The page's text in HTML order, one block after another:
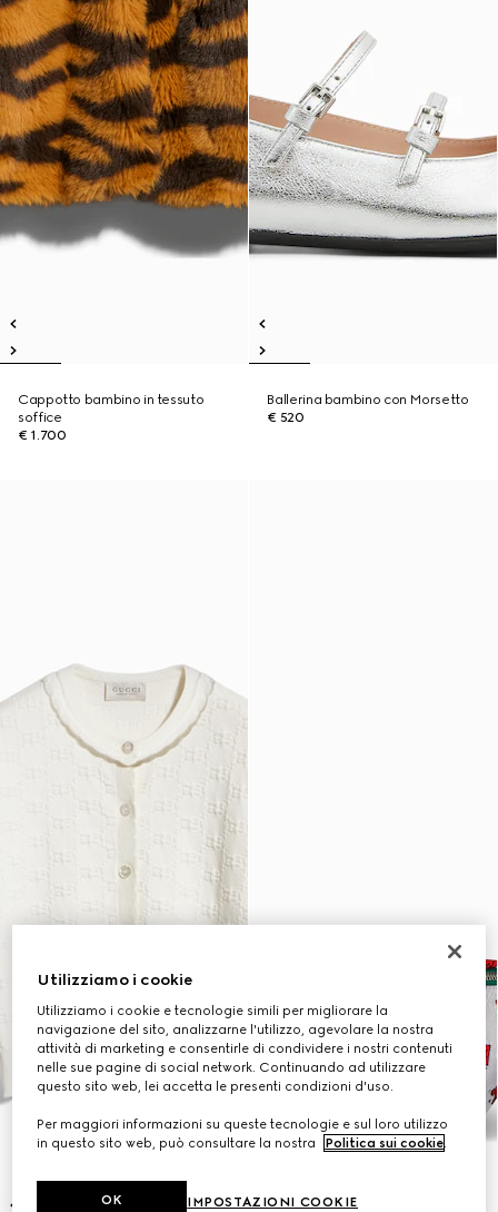
Cappotto bambino in tessuto
soffice
€ 1.700
Ballerina bambino con Morsetto
€ 520
Utilizziamo i cookie
Utilizziamo i cookie e tecnologie simili per migliorare la
navigazione del sito, analizzarne l'utilizzo, agevolare la nostra
attività di marketing e consentirle di condividere i nostri contenuti
nelle sue pagine di social network. Continuando ad utilizzare
questo sito web, lei accetta le presenti condizioni d'uso.
Per maggiori informazioni su queste tecnologie e sul loro utilizzo
in questo sito web, può consultare la nostra
Politica sui cookie.
IMPOSTAZIONI COOKIE
OK